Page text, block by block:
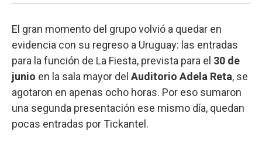
El gran momento del grupo volvió a quedar en
evidencia con su regreso a Uruguay: las entradas
para la función de La Fiesta, prevista para el 30 de
junio en la sala mayor del Auditorio Adela Reta, se
agotaron en apenas ocho horas. Por eso sumaron
una segunda presentación ese mismo día, quedan
pocas entradas por Tickantel.